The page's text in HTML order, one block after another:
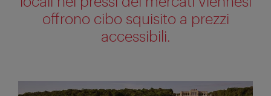
offrono cibo squisito a prezzi
accessibili.